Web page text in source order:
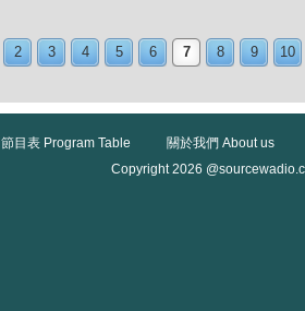
2 3 4 5 6 7 8 9 10
節目表 Program Table
關於我們 About us
Copyright 2026